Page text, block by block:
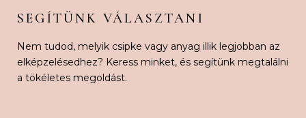
SEGÍTÜNK VÁLASZTANI
Nem tudod, melyik csipke vagy anyag illik legjobban az
elképzelésedhez? Keress minket, és segítünk megtalálni
a tökéletes megoldást.